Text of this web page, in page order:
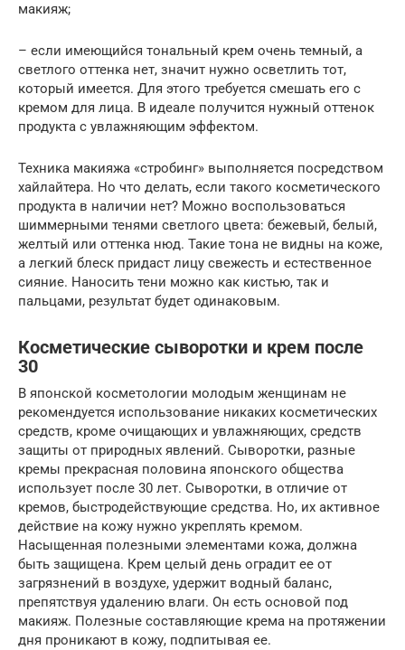
макияж;
– если имеющийся тональный крем очень темный, а
светлого оттенка нет, значит нужно осветлить тот,
который имеется. Для этого требуется смешать его с
кремом для лица. В идеале получится нужный оттенок
продукта с увлажняющим эффектом.
Техника макияжа «стробинг» выполняется посредством
хайлайтера. Но что делать, если такого косметического
продукта в наличии нет? Можно воспользоваться
шиммерными тенями светлого цвета: бежевый, белый,
желтый или оттенка нюд. Такие тона не видны на коже,
а легкий блеск придаст лицу свежесть и естественное
сияние. Наносить тени можно как кистью, так и
пальцами, результат будет одинаковым.
Косметические сыворотки и крем после
30
В японской косметологии молодым женщинам не
рекомендуется использование никаких косметических
средств, кроме очищающих и увлажняющих, средств
защиты от природных явлений. Сыворотки, разные
кремы прекрасная половина японского общества
использует после 30 лет. Сыворотки, в отличие от
кремов, быстродействующие средства. Но, их активное
действие на кожу нужно укреплять кремом.
Насыщенная полезными элементами кожа, должна
быть защищена. Крем целый день оградит ее от
загрязнений в воздухе, удержит водный баланс,
препятствуя удалению влаги. Он есть основой под
макияж. Полезные составляющие крема на протяжении
дня проникают в кожу, подпитывая ее.